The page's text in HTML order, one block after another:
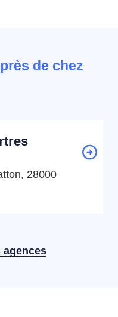
près de chez
28000